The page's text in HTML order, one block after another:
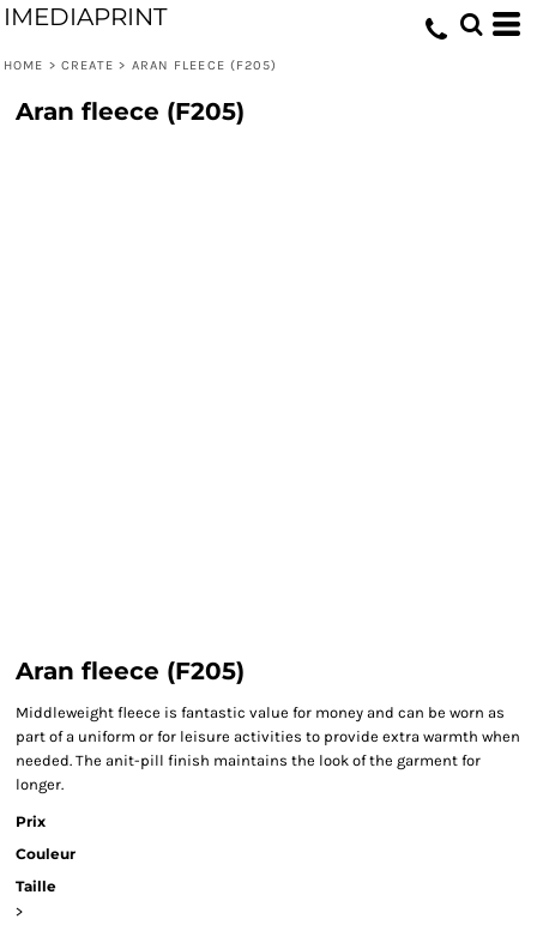
IMEDIAPRINT
HOME > CREATE > ARAN FLEECE (F205)
Aran fleece (F205)
Aran fleece (F205)
Middleweight fleece is fantastic value for money and can be worn as
part of a uniform or for leisure activities to provide extra warmth when
needed. The anit-pill finish maintains the look of the garment for
longer.
Prix
Couleur
Taille
>